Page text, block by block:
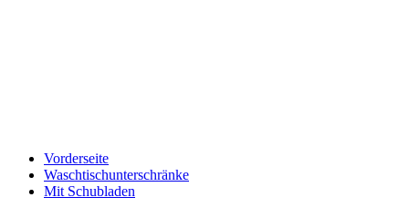
Vorderseite
Waschtischunterschränke
Mit Schubladen